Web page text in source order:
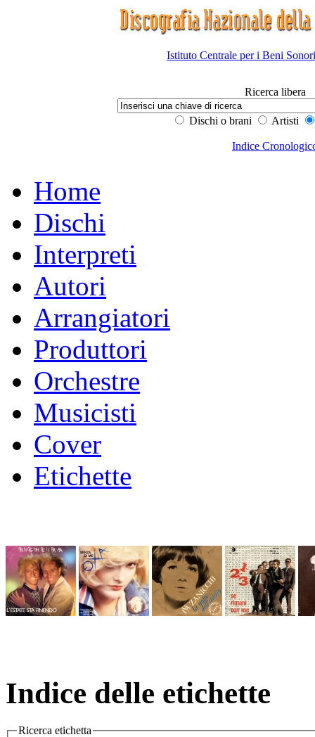
Istituto Centrale per i Beni
Ricerca libera
Dischi o brani Artisti
Indice
Home
Dischi
Interpreti
Autori
Arrangiatori
Produttori
Orchestre
Musicisti
Cover
Etichette
Indice delle etichette
Ricerca etichetta